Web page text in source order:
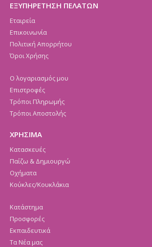
ΕΞΥΠΗΡΕΤΗΣΗ ΠΕΛΑΤΩΝ
Εταιρεία
Επικοινωνία
Πολιτική Απορρήτου
Όροι Χρήσης
Ο λογαριασμός μου
Επιστροφές
Τρόποι Πληρωμής
Τρόποι Αποστολής
ΧΡΗΣΙΜΑ
Κατασκευές
Παίζω & Δημιουργώ
Οχήματα
Κούκλες/Κουκλάκια
Κατάστημα
Προσφορές
Εκπαιδευτικά
Τα Νέα μας